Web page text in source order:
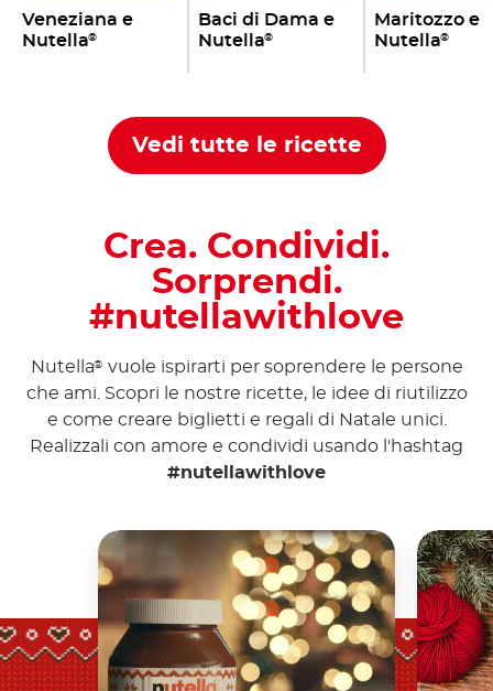
Veneziana e
Nutella®
Baci di Dama e
Nutella®
Maritozzo e
Nutella®
Vedi tutte le ricette
Crea. Condividi.
Sorprendi.
#nutellawithlove
Nutella® vuole ispirarti per soprendere le persone
che ami. Scopri le nostre ricette, le idee di riutilizzo
e come creare biglietti e regali di Natale unici.
Realizzali con amore e condividi usando l'hashtag
#nutellawithlove